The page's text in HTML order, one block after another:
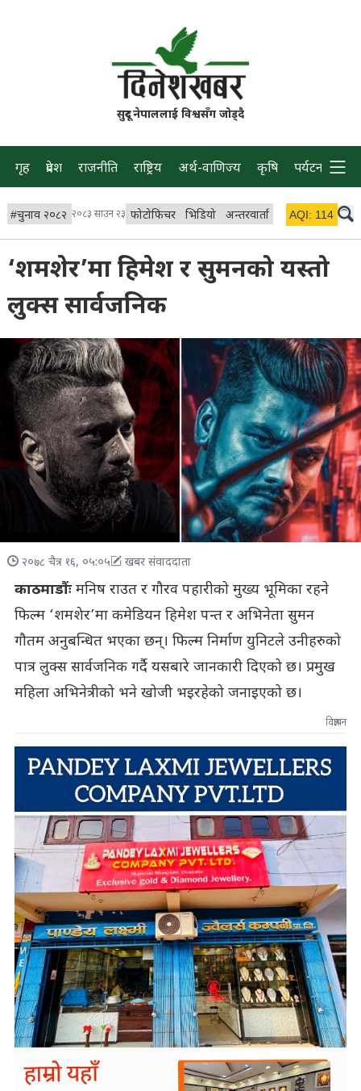
सुदूर नेपाललाई विश्वसँग जोड्दै
गृह प्रदेश राजनीति राष्ट्रिय अर्थ-वाणिज्य कृषि पर्यटन प्रवास
#चुनाव २०८२ २०८३ साउन २३ फोटोफिचर भिडियो अन्तरवार्ता विचार/ब्लग
AQI: 114
‘शमशेर’मा हिमेश र सुमनको यस्तो
लुक्स सार्वजनिक
२०७८ चैत्र १६, ०५:०५ खबर संवाददाता
काठमाडौंःमनिष राउत र गौरव पहारीको मुख्य भूमिका रहने
फिल्म ‘शमशेर’मा कमेडियन हिमेश पन्त र अभिनेता सुमन
गौतम अनुबन्धित भएका छन्। फिल्म निर्माण युनिटले उनीहरुको
पात्र लुक्स सार्वजनिक गर्दै यसबारे जानकारी दिएको छ। प्रमुख
महिला अभिनेत्रीको भने खोजी भइरहेको जनाइएको छ।
विज्ञापन